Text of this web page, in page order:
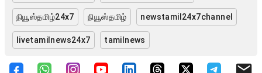
நியூஸ்தமிழ்24x7 நியூஸ்தமிழ் newstamil24x7channel
livetamilnews24x7 tamilnews